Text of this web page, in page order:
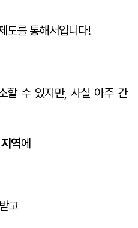
도를 통해서입니다!
할 수 있지만, 사실 아주 간
역에
고